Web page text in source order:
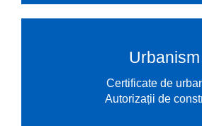
Urbanism
Certificate de
Autorizații de